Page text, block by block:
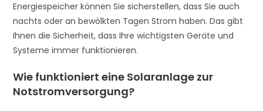
Energiespeicher können Sie sicherstellen, dass Sie auch
nachts oder an bewölkten Tagen Strom haben. Das gibt
Ihnen die Sicherheit, dass Ihre wichtigsten Geräte und
Systeme immer funktionieren.
Wie funktioniert eine Solaranlage zur
Notstromversorgung?